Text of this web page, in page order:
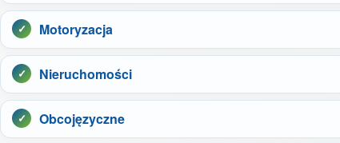
Motoryzacja
Nieruchomości
Obcojęzyczne